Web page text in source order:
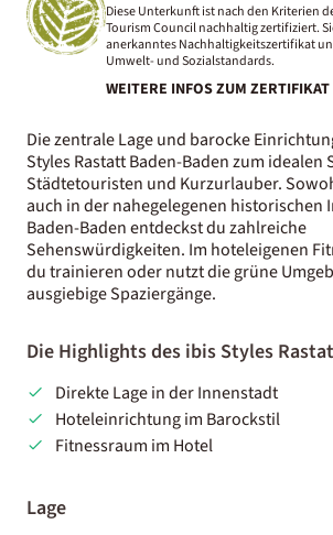
Diese Unterkunft ist nach den Kriterien
Tourism Council nachhaltig zertifiziert.
anerkanntes Nachhaltigkeitszertifikat
Umwelt- und Sozialstandards.
WEITERE INFOS ZUM ZERTIFIKAT
Die zentrale Lage und barocke
Styles Rastatt Baden-Baden zum
Städtetouristen und Kurzurlauber.
auch in der nahegelegenen historischen
Baden-Baden entdeckst du zahlreiche
Sehenswürdigkeiten. Im hoteleigenen
du trainieren oder nutzt die grüne
ausgiebige Spaziergänge.
Die Highlights des ibis Styles
Direkte Lage in der Innenstadt
Hoteleinrichtung im Barockstil
Fitnessraum im Hotel
Lage